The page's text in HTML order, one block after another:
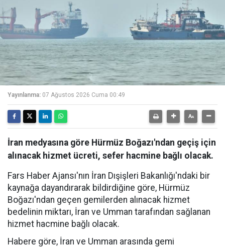
Yayınlanma: 07 Ağustos 2026 Cuma 00:49
İran medyasına göre Hürmüz Boğazı'ndan geçiş için
alınacak hizmet ücreti, sefer hacmine bağlı olacak.
Fars Haber Ajansı'nın İran Dışişleri Bakanlığı'ndaki bir
kaynağa dayandırarak bildirdiğine göre, Hürmüz
Boğazı'ndan geçen gemilerden alınacak hizmet
bedelinin miktarı, İran ve Umman tarafından sağlanan
hizmet hacmine bağlı olacak.
Habere göre, İran ve Umman arasında gemi